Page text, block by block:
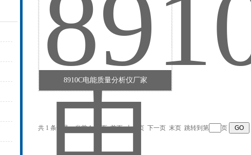
8910C电能质量分析仪厂家
共 1 条记录，当前 1 / 1 页 首页 上一页 下一页 末页 跳转到第 页